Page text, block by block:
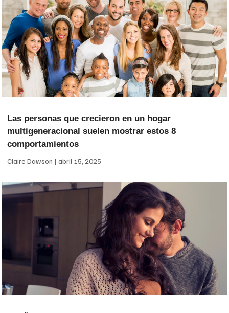
Las personas que crecieron en un hogar
multigeneracional suelen mostrar estos 8
comportamientos
Claire Dawson abril 15, 2025